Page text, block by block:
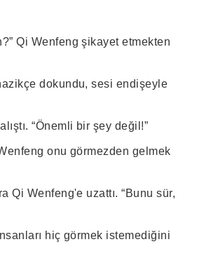
Qi Wenfeng şikayet etmekten
dokundu, sesi endişeyle
“Önemli bir şey değil!”
onu görmezden gelmek
Qi Wenfeng'e uzattı. “Bunu sür,
hiç görmek istemediğini